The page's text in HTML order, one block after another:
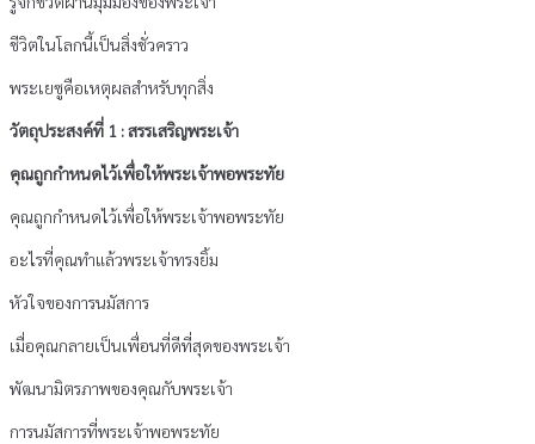
ชีวิตในโลกนี้เป็นสิ่งชั่วคราว
พระเยซูคือเหตุผลสำหรับทุกสิ่ง
วัตถุประสงค์ที่ 1 : สรรเสริญพระเจ้า
คุณถูกกำหนดไว้เพื่อให้พระเจ้าพอพระทัย
คุณถูกกำหนดไว้เพื่อให้พระเจ้าพอพระทัย
อะไรที่คุณทำแล้วพระเจ้าทรงยิ้ม
หัวใจของการนมัสการ
เมื่อคุณกลายเป็นเพื่อนที่ดีที่สุดของพระเจ้า
พัฒนามิตรภาพของคุณกับพระเจ้า
การนมัสการที่พระเจ้าพอพระทัย